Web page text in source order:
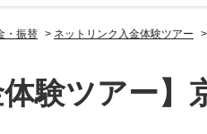
・振替 > ネットリンク入金体験ツアー >
験ツアー】